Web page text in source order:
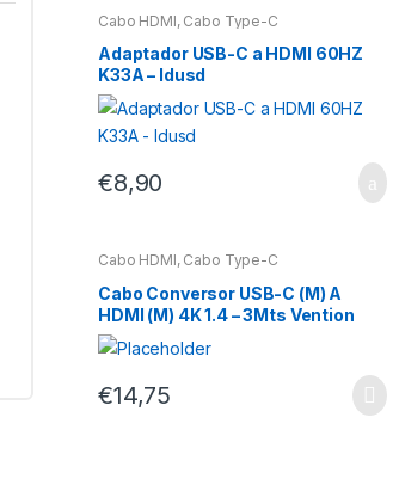
Cabo HDMI, Cabo Type-C
Adaptador USB-C a HDMI 60HZ
K33A – Idusd
€8,90
Cabo HDMI, Cabo Type-C
Cabo Conversor USB-C (M) A
HDMI (M) 4K 1.4 – 3Mts Vention
€14,75